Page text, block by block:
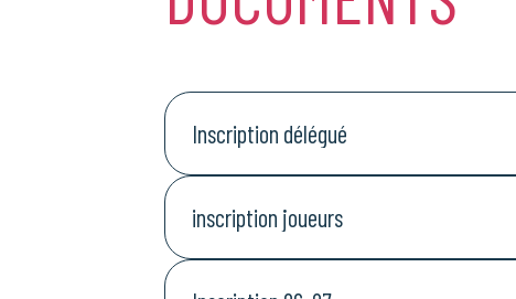
Inscription délégué
inscription joueurs